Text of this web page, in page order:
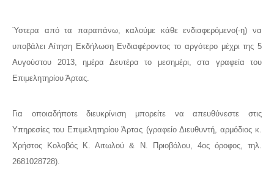
Ύστερα από τα παραπάνω, καλούμε κάθε ενδιαφερόμενο(-η) να
υποβάλει Αίτηση Εκδήλωση Ενδιαφέροντος το αργότερο μέχρι της 5
Αυγούστου 2013, ημέρα Δευτέρα το μεσημέρι, στα γραφεία του
Επιμελητηρίου Άρτας.
Για οποιαδήποτε διευκρίνιση μπορείτε να απευθύνεστε στις
Υπηρεσίες του Επιμελητηρίου Άρτας (γραφείο Διευθυντή, αρμόδιος κ.
Χρήστος Κολοβός Κ. Αιτωλού & Ν. Πριοβόλου, 4ος όροφος, τηλ.
2681028728).